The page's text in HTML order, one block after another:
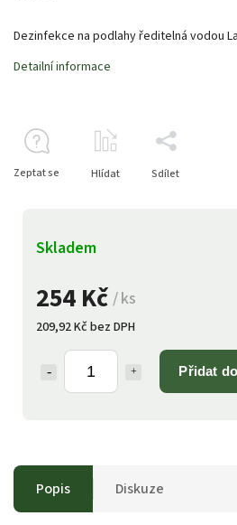
254 Kč / ks
209,92 Kč bez DPH
Přidat
Skladem
Dezinfekce na podlahy ředitelná vodou
Detailní informace
Zeptat se Hlídat Sdílet
Popis Diskuze